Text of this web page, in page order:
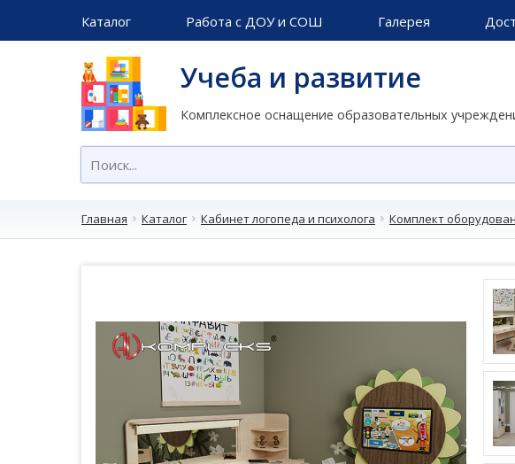
Каталог Работа с ДОУ и СОШ Галерея
Учеба и развитие
Комплексное оснащение образовательных
Главная Каталог Кабинет логопеда и психолога Комплект